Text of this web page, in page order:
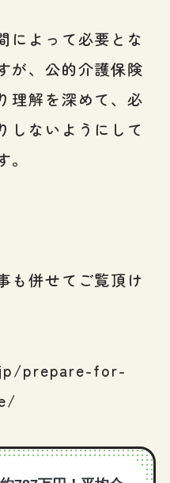
によって必要とな
が、公的介護保険
理解を深めて、必
しないようにして
も併せてご覧頂け
prepare-for-